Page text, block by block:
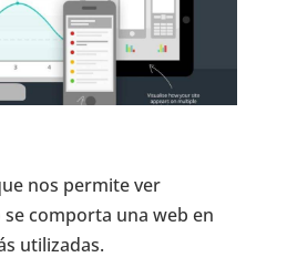
nos permite ver
comporta una web en
utilizadas.